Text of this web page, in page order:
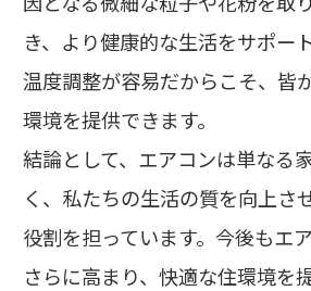
き、より健康的な生活をサポー
温度調整が容易だからこそ、皆
環境を提供できます。
結論として、エアコンは単なる
く、私たちの生活の質を向上さ
役割を担っています。今後もエ
さらに高まり、快適な住環境を